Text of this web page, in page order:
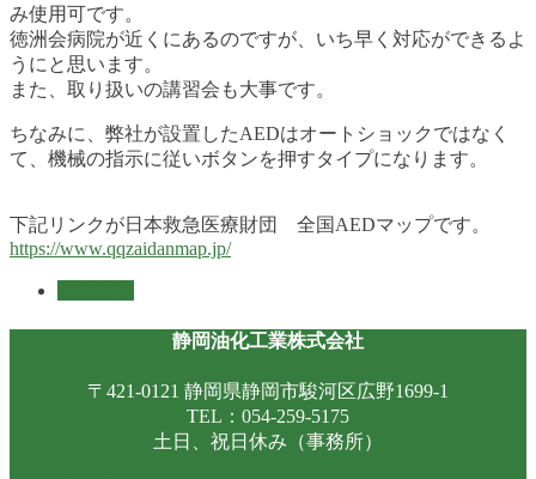
み使用可です。
徳洲会病院が近くにあるのですが、いち早く対応ができるよ
うにと思います。
また、取り扱いの講習会も大事です。
ちなみに、弊社が設置したAEDはオートショックではなく
て、機械の指示に従いボタンを押すタイプになります。
下記リンクが日本救急医療財団 全国AEDマップです。
https://www.qqzaidanmap.jp/
静岡油化工業株式会社
〒421-0121 静岡県静岡市駿河区広野1699-1
TEL：054-259-5175
土日、祝日休み（事務所）